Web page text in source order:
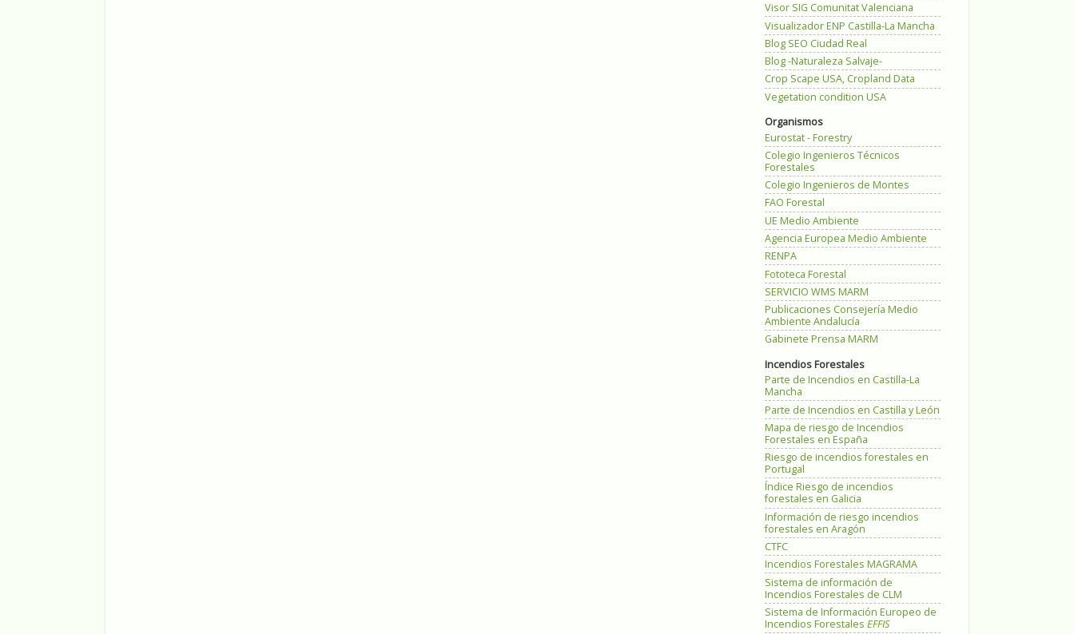
Visor SIG Comunitat Valenciana
Visualizador ENP Castilla-La Mancha
Blog SEO Ciudad Real
Blog -Naturaleza Salvaje-
Crop Scape USA, Cropland Data
Vegetation condition USA
Organismos
Eurostat - Forestry
Colegio Ingenieros Técnicos
Forestales
Colegio Ingenieros de Montes
FAO Forestal
UE Medio Ambiente
Agencia Europea Medio Ambiente
RENPA
Fototeca Forestal
SERVICIO WMS MARM
Publicaciones Consejería Medio
Ambiente Andalucía
Gabinete Prensa MARM
Incendios Forestales
Parte de Incendios en Castilla-La
Mancha
Parte de Incendios en Castilla y León
Mapa de riesgo de Incendios
Forestales en España
Riesgo de incendios forestales en
Portugal
Índice Riesgo de incendios
forestales en Galicia
Información de riesgo incendios
forestales en Aragón
CTFC
Incendios Forestales MAGRAMA
Sistema de información de
Incendios Forestales de CLM
Sistema de Información Europeo de
Incendios Forestales EFFIS